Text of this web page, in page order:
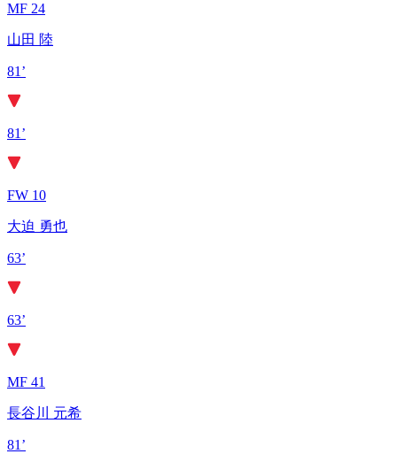
MF 24
山田 陸
81’
81’
FW 10
大迫 勇也
63’
63’
MF 41
長谷川 元希
81’